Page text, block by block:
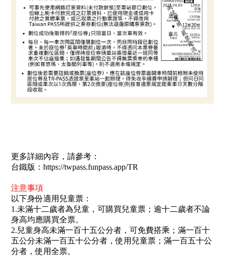
更多詳細內容，請參考：
台鐵版：https://twpass.funpass.app/TR
注意事項
以下身份適用兒童票：
1.未滿十二歲者為兒童，可購買兒童票；逾十二歲者不論
身高均應購買全票。
2.兒童身高未滿一百十五公分者，可免費搭乘；滿一百十
五公分未滿一百五十公分者，使用兒童票；滿一百五十公
分者，使用全票。